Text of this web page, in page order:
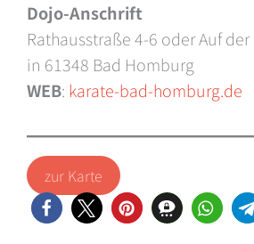
Dojo-Anschrift
Rathausstraße 4-6 oder Auf
in 61348 Bad Homburg
WEB: karate-bad-homburg.de
zur Karte